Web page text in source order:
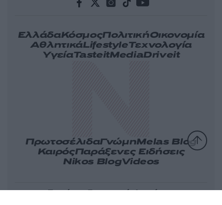
ΕλλάδαΚόσμοςΠολιτικήΟικονομία
ΑθλητικάLifestyleΤεχνολογία
ΥγείαTasteitMediaDriveit
ΠρωτοσέλιδαΓνώμηMelas Blog
ΚαιρόςΠαράξενες Ειδήσεις
Nikos BlogVideos